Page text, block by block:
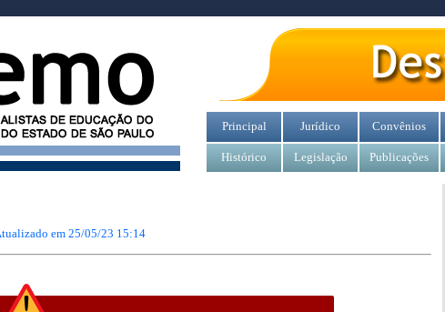
Principal Jurídico Convênios
Histórico Legislação Publicações
em 25/05/23 15:14